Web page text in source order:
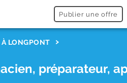
Publier une offre
À LONGPONT
préparateur,